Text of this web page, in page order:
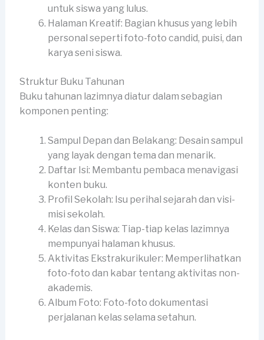
untuk siswa yang lulus.
Halaman Kreatif: Bagian khusus yang lebih
personal seperti foto-foto candid, puisi, dan
karya seni siswa.
Struktur Buku Tahunan
Buku tahunan lazimnya diatur dalam sebagian
komponen penting:
Sampul Depan dan Belakang: Desain sampul
yang layak dengan tema dan menarik.
Daftar Isi: Membantu pembaca menavigasi
konten buku.
Profil Sekolah: Isu perihal sejarah dan visi-
misi sekolah.
Kelas dan Siswa: Tiap-tiap kelas lazimnya
mempunyai halaman khusus.
Aktivitas Ekstrakurikuler: Memperlihatkan
foto-foto dan kabar tentang aktivitas non-
akademis.
Album Foto: Foto-foto dokumentasi
perjalanan kelas selama setahun.